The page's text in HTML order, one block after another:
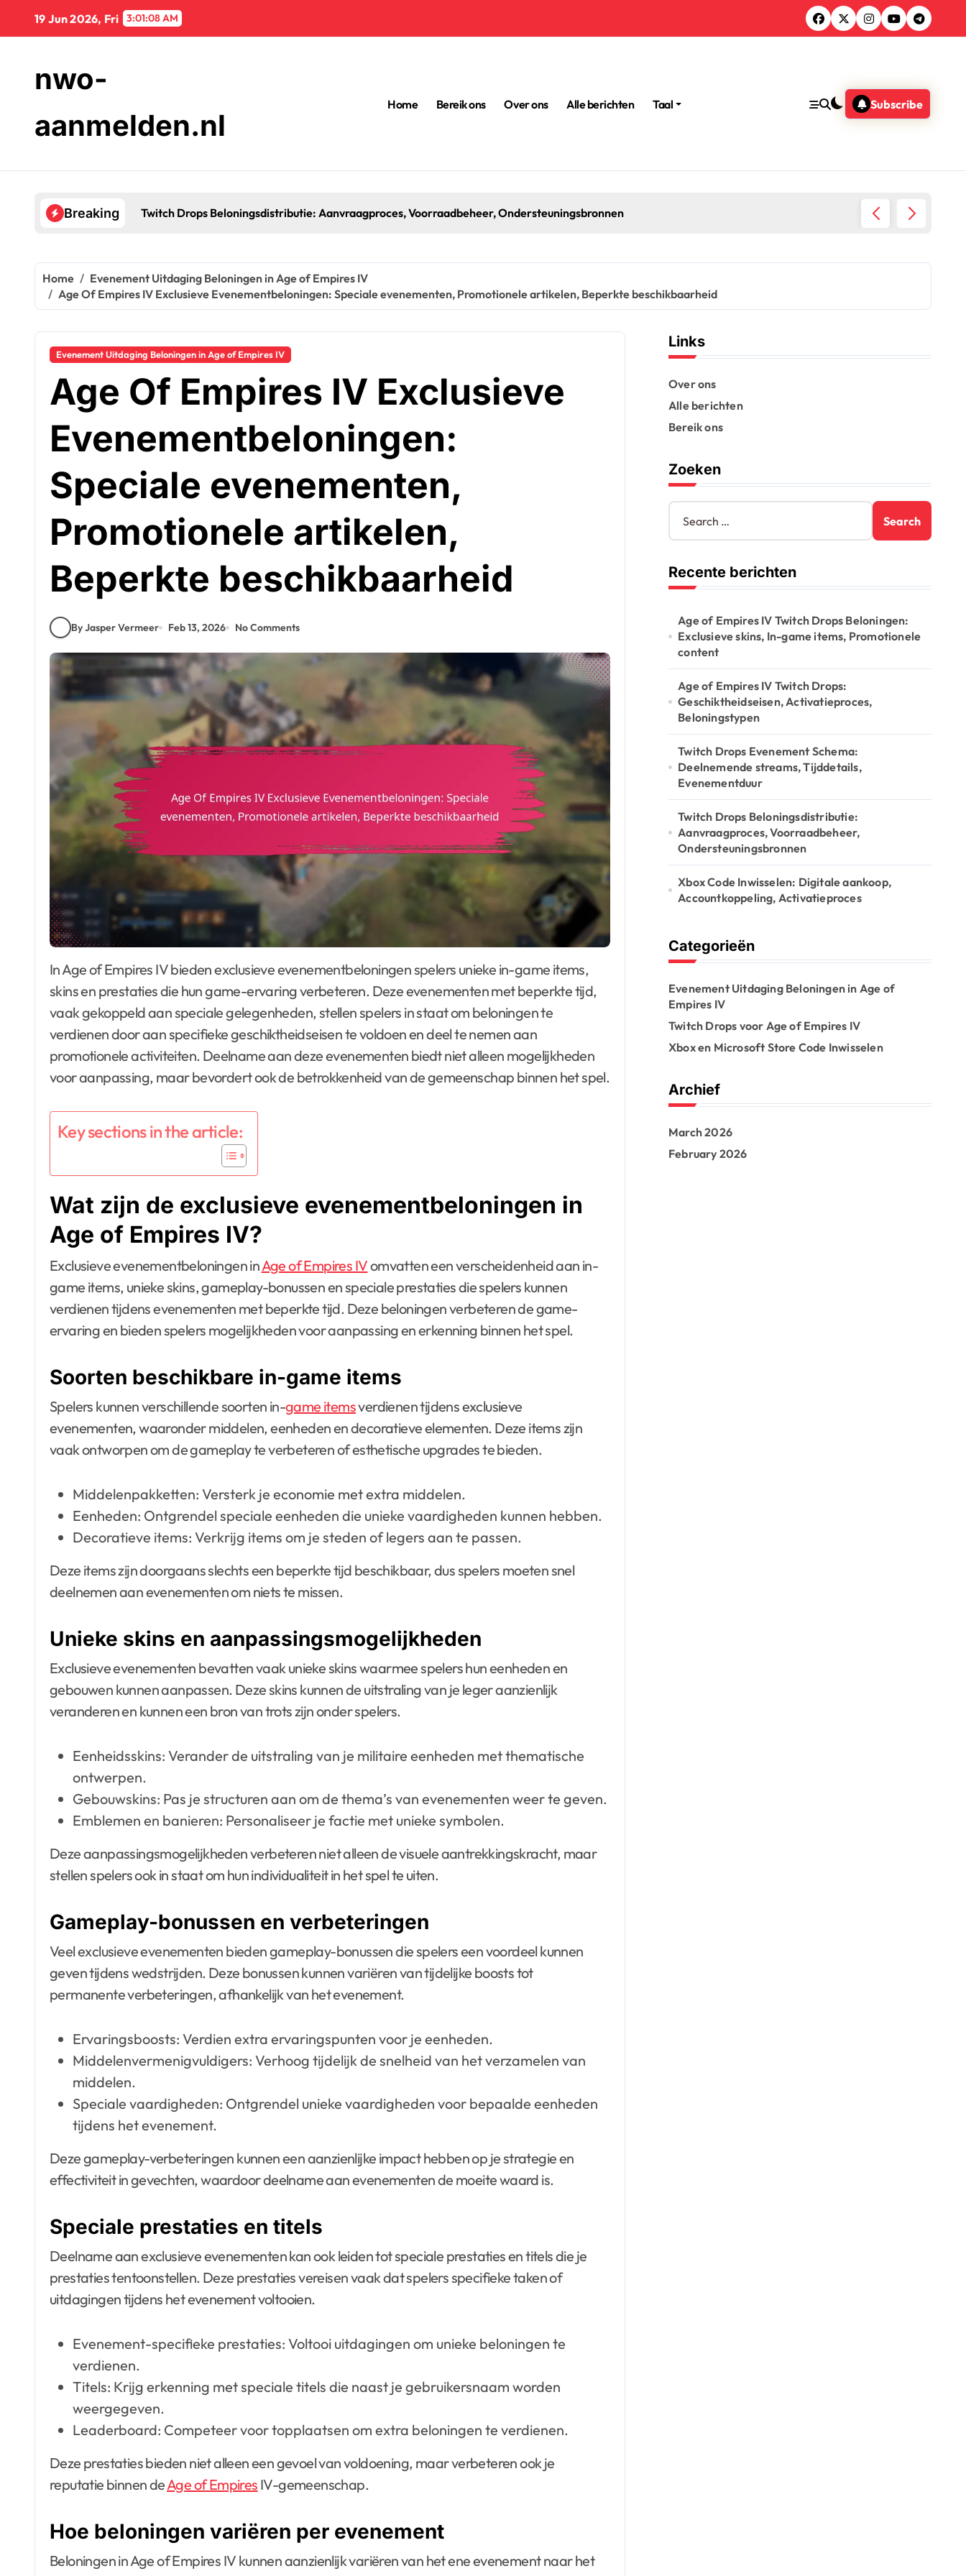
content
19 Jun 2026, Fri 3:01:10 AM
nwo-
aanmelden.nl
Home Bereik ons Over ons Alle berichten Taal Subscribe
Breaking Xbox Code Inwisselen: Digitale aankoop, Accountkoppeling, Activatieproces
Home
Evenement Uitdaging Beloningen in Age of Empires IV
Age Of Empires IV Exclusieve Evenementbeloningen: Speciale evenementen, Promotionele artikelen, Beperkte beschikbaarheid
Evenement Uitdaging Beloningen in Age of Empires IV
Age Of Empires IV Exclusieve
Evenementbeloningen:
Speciale evenementen,
Promotionele artikelen,
Beperkte beschikbaarheid
By Jasper Vermeer Feb 13, 2026 No Comments
In Age of Empires IV bieden exclusieve evenementbeloningen spelers unieke in-game items,
skins en prestaties die hun game-ervaring verbeteren. Deze evenementen met beperkte tijd,
vaak gekoppeld aan speciale gelegenheden, stellen spelers in staat om beloningen te
verdienen door aan specifieke geschiktheidseisen te voldoen en deel te nemen aan
promotionele activiteiten. Deelname aan deze evenementen biedt niet alleen mogelijkheden
voor aanpassing, maar bevordert ook de betrokkenheid van de gemeenschap binnen het spel.
Key sections in the article:
Wat zijn de exclusieve evenementbeloningen in
Age of Empires IV?
Exclusieve evenementbeloningen inAge of Empires IVomvatten een verscheidenheid aan in-
game items, unieke skins, gameplay-bonussen en speciale prestaties die spelers kunnen
verdienen tijdens evenementen met beperkte tijd. Deze beloningen verbeteren de game-
ervaring en bieden spelers mogelijkheden voor aanpassing en erkenning binnen het spel.
Soorten beschikbare in-game items
Spelers kunnen verschillende soorten in-game itemsverdienen tijdens exclusieve
evenementen, waaronder middelen, eenheden en decoratieve elementen. Deze items zijn
vaak ontworpen om de gameplay te verbeteren of esthetische upgrades te bieden.
Middelenpakketten: Versterk je economie met extra middelen.
Eenheden: Ontgrendel speciale eenheden die unieke vaardigheden kunnen hebben.
Decoratieve items: Verkrijg items om je steden of legers aan te passen.
Deze items zijn doorgaans slechts een beperkte tijd beschikbaar, dus spelers moeten snel
deelnemen aan evenementen om niets te missen.
Unieke skins en aanpassingsmogelijkheden
Exclusieve evenementen bevatten vaak unieke skins waarmee spelers hun eenheden en
gebouwen kunnen aanpassen. Deze skins kunnen de uitstraling van je leger aanzienlijk
veranderen en kunnen een bron van trots zijn onder spelers.
Eenheidsskins: Verander de uitstraling van je militaire eenheden met thematische
ontwerpen.
Gebouwskins: Pas je structuren aan om de thema’s van evenementen weer te geven.
Emblemen en banieren: Personaliseer je factie met unieke symbolen.
Deze aanpassingsmogelijkheden verbeteren niet alleen de visuele aantrekkingskracht, maar
stellen spelers ook in staat om hun individualiteit in het spel te uiten.
Gameplay-bonussen en verbeteringen
Veel exclusieve evenementen bieden gameplay-bonussen die spelers een voordeel kunnen
geven tijdens wedstrijden. Deze bonussen kunnen variëren van tijdelijke boosts tot
permanente verbeteringen, afhankelijk van het evenement.
Ervaringsboosts: Verdien extra ervaringspunten voor je eenheden.
Middelenvermenigvuldigers: Verhoog tijdelijk de snelheid van het verzamelen van
middelen.
Speciale vaardigheden: Ontgrendel unieke vaardigheden voor bepaalde eenheden
tijdens het evenement.
Deze gameplay-verbeteringen kunnen een aanzienlijke impact hebben op je strategie en
effectiviteit in gevechten, waardoor deelname aan evenementen de moeite waard is.
Speciale prestaties en titels
Deelname aan exclusieve evenementen kan ook leiden tot speciale prestaties en titels die je
prestaties tentoonstellen. Deze prestaties vereisen vaak dat spelers specifieke taken of
uitdagingen tijdens het evenement voltooien.
Evenement-specifieke prestaties: Voltooi uitdagingen om unieke beloningen te
verdienen.
Titels: Krijg erkenning met speciale titels die naast je gebruikersnaam worden
weergegeven.
Leaderboard: Competeer voor topplaatsen om extra beloningen te verdienen.
Deze prestaties bieden niet alleen een gevoel van voldoening, maar verbeteren ook je
reputatie binnen deAge of Empires IV-gemeenschap.
Hoe beloningen variëren per evenement
Beloningen in Age of Empires IV kunnen aanzienlijk variëren van het ene evenement naar het
Links
Over ons
Alle berichten
Bereik ons
Zoeken
S
a
c
h
r
Recente berichten
Age of Empires IV Twitch Drops Beloningen:
Exclusieve skins, In-game items, Promotionele
content
Age of Empires IV Twitch Drops:
Geschiktheidseisen, Activatieproces,
Beloningstypen
Twitch Drops Evenement Schema:
Deelnemende streams, Tijddetails,
Evenementduur
Twitch Drops Beloningsdistributie:
Aanvraagproces, Voorraadbeheer,
Ondersteuningsbronnen
Xbox Code Inwisselen: Digitale aankoop,
Accountkoppeling, Activatieproces
Categorieën
Evenement Uitdaging Beloningen in Age of
Empires IV
Twitch Drops voor Age of Empires IV
Xbox en Microsoft Store Code Inwisselen
Archief
March 2026
February 2026